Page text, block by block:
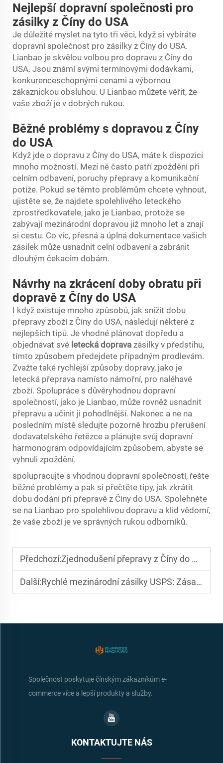
Nejlepší dopravní společnosti pro
zásilky z Číny do USA
Je důležité myslet na tyto tři věci, když si vybíráte
dopravní společnost pro zásilky z Číny do USA.
Lianbao je skvělou volbou pro dopravu z Číny do
USA. Jsou známí svými termínovými dodávkami,
konkurenceschopnými cenami a výbornou
zákaznickou obsluhou. U Lianbao můžete věřit, že
vaše zboží je v dobrých rukou.
Běžné problémy s dopravou z Číny
do USA
Když jde o dopravu z Číny do USA, máte k dispozici
mnoho možností. Mezi ně často patří zpoždění při
celním odbavení, poruchy přepravy a komunikační
potíže. Pokud se těmto problémům chcete vyhnout,
ujistěte se, že najdete spolehlivého leteckého
zprostředkovatele, jako je Lianbao, protože se
zabývají mezinárodní dopravou již mnoho let a znají
si cestu. Co víc, přesná a úplná dokumentace vašich
zásilek může usnadnit celní odbavení a zabránit
dlouhým čekacím dobám.
Návrhy na zkrácení doby obratu při
dopravě z Číny do USA
I když existuje mnoho způsobů, jak snížit dobu
přepravy zboží z Číny do USA, následují některé z
nejlepších tipů. Je vhodné plánovat dopředu a
objednávat své letecká doprava zásilky v předstihu,
tímto způsobem předejdete případným prodlevám.
Zvažte také rychlejší způsoby dopravy, jako je
letecká přeprava namísto námořní, pro naléhavé
zboží. Spolupráce s důvěryhodnou dopravní
společností, jako je Lianbao, může rovněž usnadnit
přepravu a učinit ji pohodlnější. Nakonec a ne na
posledním místě sledujte pozorně hrozbu přerušení
dodavatelského řetězce a plánujte svůj dopravní
harmonogram odpovídajícím způsobem, abyste se
vyhnuli zpoždění.
spolupracujte s vhodnou dopravní společností, řešte
běžné problémy a pak si přečtěte tipy, jak zkrátit
dobu dodání při přepravě z Číny do USA. Spolehněte
se na Lianbao pro spolehlivou dopravu a klid vědomí,
že vaše zboží je ve správných rukou odborníků.
Předchozí:Zjednodušení přepravy z Číny do USA: Výhoda dopravního agenta
Další:Rychlé mezinárodní zásilky USPS: Zásadní změna pro malé exportéry
Společnost poskytuje čínským zákazníkům e-
commerce více a lepší produkty a služby.
KONTAKTUJTE NÁS